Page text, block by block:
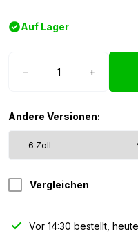
Auf Lager
−
Siberia
Menge
+
Andere Versionen:
Vergleichen
Vor 14:30 bestellt,